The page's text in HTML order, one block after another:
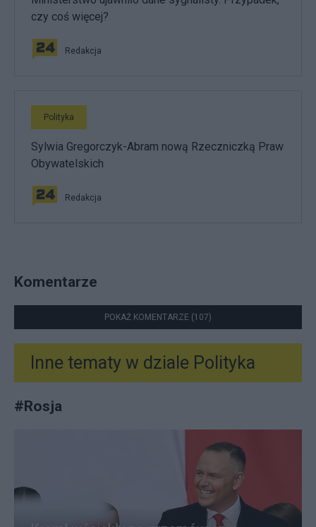
czy coś więcej?
Redakcja
Polityka
Sylwia Gregorczyk-Abram nową Rzeczniczką Praw
Obywatelskich
Redakcja
Komentarze
POKAŻ KOMENTARZE (107)
Inne tematy w dziale Polityka
#Rosja